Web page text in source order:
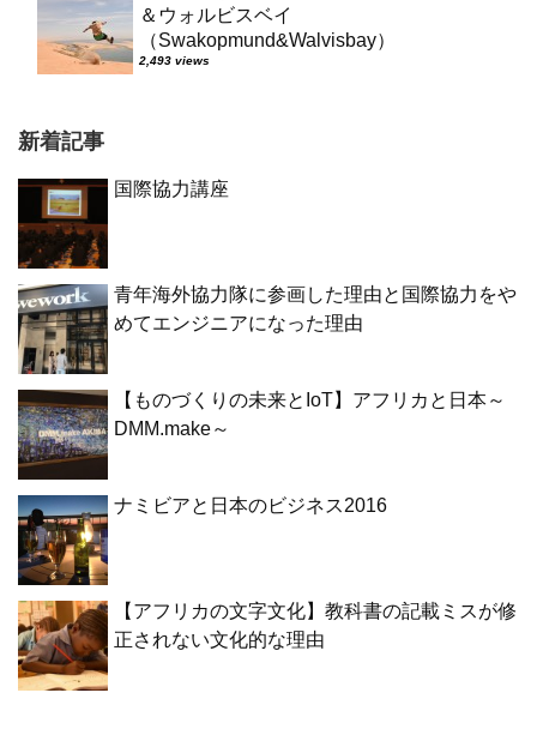
＆ウォルビスベイ
（Swakopmund&Walvisbay）
2,493 views
新着記事
国際協力講座
青年海外協力隊に参画した理由と国際協力をや
めてエンジニアになった理由
【ものづくりの未来とIoT】アフリカと日本～
DMM.make～
ナミビアと日本のビジネス2016
【アフリカの文字文化】教科書の記載ミスが修
正されない文化的な理由